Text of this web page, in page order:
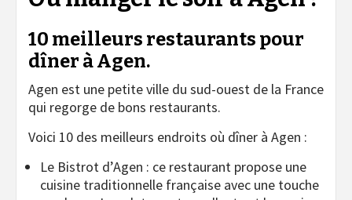
10 meilleurs restaurants pour
dîner à Agen.
Agen est une petite ville du sud-ouest de la France
qui regorge de bons restaurants.
Voici 10 des meilleurs endroits où dîner à Agen :
Le Bistrot d’Agen : ce restaurant propose une
cuisine traditionnelle française avec une touche